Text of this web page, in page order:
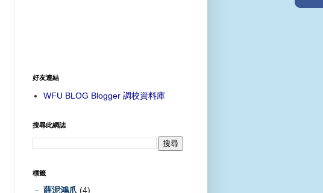
好友連結
WFU BLOG Blogger 調校資料庫
搜尋此網誌
標籤
－ 薛泥鴻爪 (4)